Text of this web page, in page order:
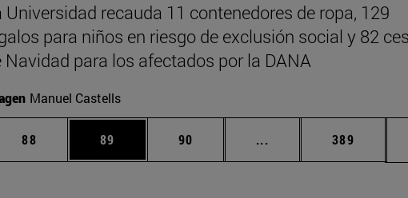
Universidad recauda 11 contenedores de ropa, 129
para niños en riesgo de exclusión social y 82
Navidad para los afectados por la DANA
Manuel Castells
intermedias Use TAB para desplazarse.
Página
88 Página
89 Página
90 ... Páginas intermedias
Página
389